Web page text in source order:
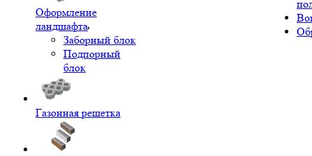
Оформление
ландшафта
Заборный блок
Подпорный
блок
Газонная решетка